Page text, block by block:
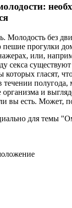
Молодость без
прогулки
или,
секса
гласят,
течении
и
вы есть. Может,
для темы